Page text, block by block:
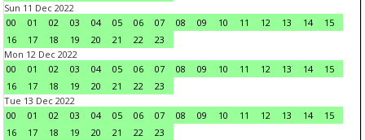
Sun 11 Dec 2022
00
01 02 03 04 05 06 07 08 09 10 11 12 13 14
15
16
17 18 19 20 21 22
23
Mon 12 Dec 2022
00
01 02 03 04 05 06 07 08 09 10 11 12 13 14
15
16
17 18 19 20 21 22
23
Tue 13 Dec 2022
00
01 02 03 04 05 06 07 08 09 10 11 12 13 14
15
16
17 18 19 20 21 22
23